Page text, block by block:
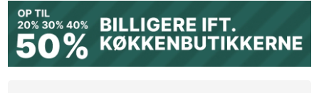
V: findes i dybde 27.5 og 43cm for nogle bredder.